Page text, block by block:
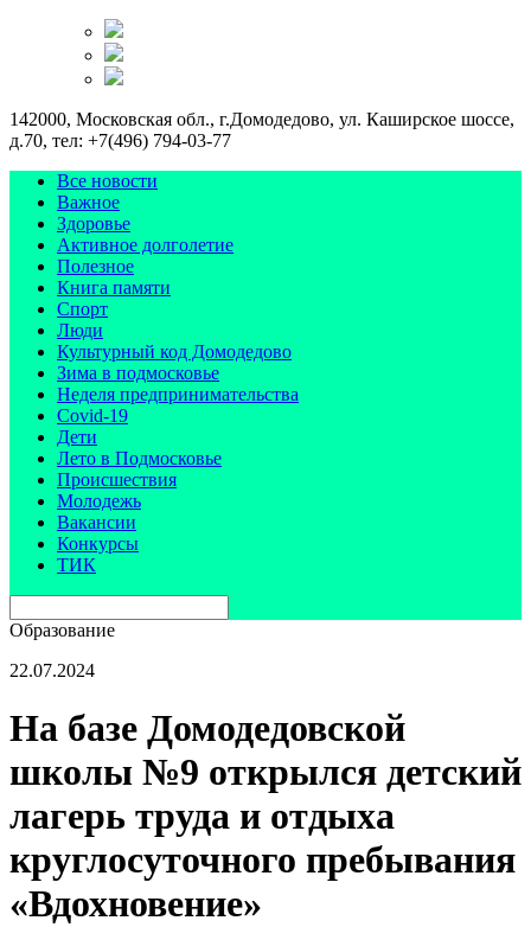
142000, Московская обл., г.Домодедово, ул. Каширское шоссе,
д.70, тел: +7(496) 794-03-77
Все новости
Важное
Здоровье
Активное долголетие
Полезное
Книга памяти
Спорт
Люди
Культурный код Домодедово
Зима в подмосковье
Неделя предпринимательства
Covid-19
Дети
Лето в Подмосковье
Происшествия
Молодежь
Вакансии
Конкурсы
ТИК
Образование
22.07.2024
На базе Домодедовской
школы №9 открылся детский
лагерь труда и отдыха
круглосуточного пребывания
«Вдохновение»